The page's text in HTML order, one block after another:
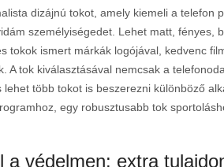
dizájnú tokot, amely kiemeli a telefon
személyiségedet. Lehet matt, fényes,
tokok ismert márkák logójával, kedvenc
A tok kiválasztásával nemcsak a
lehet több tokot is beszerezni különböző
egy robusztusabb tok
a védelmen: extra